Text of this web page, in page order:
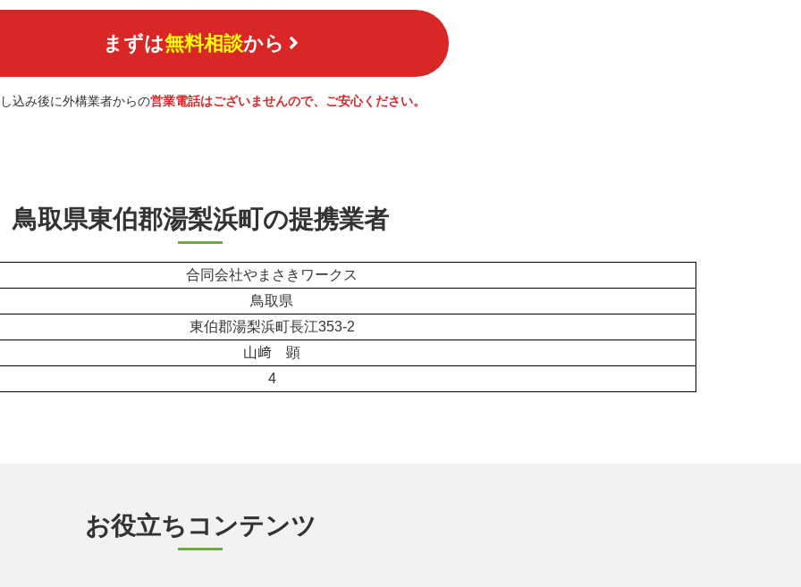
まずは無料相談から
込み後に外構業者からの営業電話はございませんので、ご安心ください。
鳥取県東伯郡湯梨浜町の提携業者
合同会社やまさきワークス
鳥取県
東伯郡湯梨浜町長江353-2
山﨑 顕
4
お役立ちコンテンツ